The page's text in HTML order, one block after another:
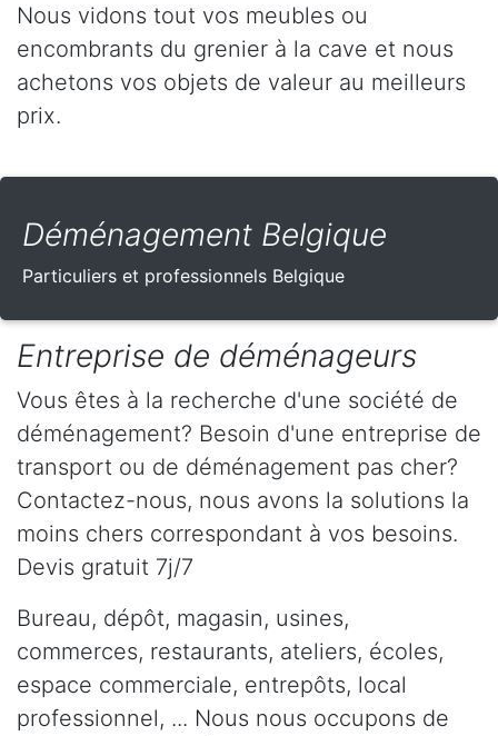
Nous vidons tout vos meubles ou
encombrants du grenier à la cave et nous
achetons vos objets de valeur au meilleurs
prix.
Déménagement Belgique
Particuliers et professionnels Belgique
Entreprise de déménageurs
Vous êtes à la recherche d'une société de
déménagement? Besoin d'une entreprise de
transport ou de déménagement pas cher?
Contactez-nous, nous avons la solutions la
moins chers correspondant à vos besoins.
Devis gratuit 7j/7
Bureau, dépôt, magasin, usines,
commerces, restaurants, ateliers, écoles,
espace commerciale, entrepôts, local
professionnel, ... Nous nous occupons de